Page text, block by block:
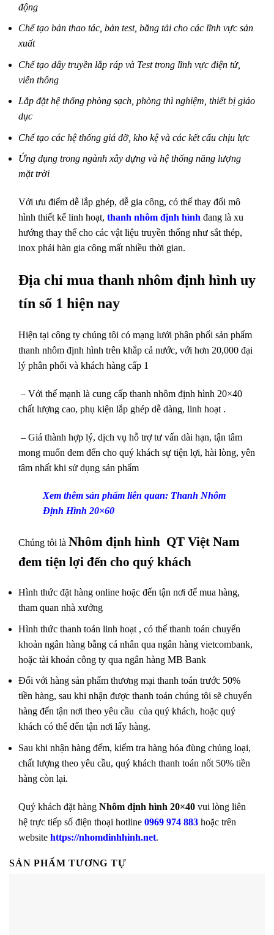
động
Chế tạo bản thao tác, bản test, băng tải cho các lĩnh vực sản
xuất
Chế tạo dây truyền lắp ráp và Test trong lĩnh vực điện tử,
viễn thông
Lắp đặt hệ thống phòng sạch, phòng thì nghiệm, thiết bị giáo
dục
Chế tạo các hệ thống giá đỡ, kho kệ và các kết cấu chịu lực
Ứng dụng trong ngành xây dựng và hệ thống năng lượng
mặt trời
Với ưu điểm dễ lắp ghép, dễ gia công, có thế thay đổi mô
hình thiết kế linh hoạt, thanh nhôm định hình đang là xu
hướng thay thế cho các vật liệu truyền thống như sắt thép,
inox phải hàn gia công mất nhiều thời gian.
Địa chỉ mua thanh nhôm định hình uy
tín số 1 hiện nay
Hiện tại công ty chúng tôi có mạng lưới phân phối sản phẩm
thanh nhôm định hình trên khắp cả nước, với hơn 20,000 đại
lý phân phối và khách hàng cấp 1
– Với thế mạnh là cung cấp thanh nhôm định hình 20×40
chất lượng cao, phụ kiện lắp ghép dễ dàng, linh hoạt .
– Giá thành hợp lý, dịch vụ hỗ trợ tư vấn dài hạn, tận tâm
mong muốn đem đến cho quý khách sự tiện lợi, hài lòng, yên
tâm nhất khi sử dụng sản phẩm
Xem thêm sản phẩm liên quan: Thanh Nhôm
Định Hình 20×60
Chúng tôi là Nhôm định hình QT Việt Nam
đem tiện lợi đến cho quý khách
Hình thức đặt hàng online hoặc đến tận nơi để mua hàng,
tham quan nhà xưởng
Hình thức thanh toán linh hoạt , có thế thanh toán chuyển
khoản ngân hàng bằng cá nhân qua ngân hàng vietcombank,
hoặc tài khoản công ty qua ngân hàng MB Bank
Đối với hàng sản phẩm thương mại thanh toán trước 50%
tiền hàng, sau khi nhận được thanh toán chúng tôi sẽ chuyển
hàng đến tận nơi theo yêu cầu của quý khách, hoặc quý
khách có thể đến tận nơi lấy hàng.
Sau khi nhận hàng đếm, kiểm tra hàng hóa đùng chủng loại,
chất lượng theo yêu cầu, quý khách thanh toán nốt 50% tiền
hàng còn lại.
Quý khách đặt hàng Nhôm định hình 20×40 vui lòng liên
hệ trực tiếp số điện thoại hotline 0969 974 883 hoặc trên
website https://nhomdinhhinh.net.
SẢN PHẨM TƯƠNG TỰ